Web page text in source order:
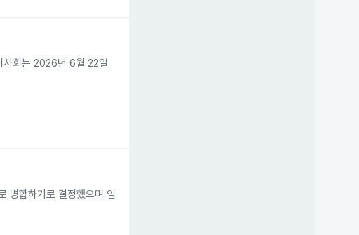
사회는 2026년 6월 22일
합하기로 결정했으며 임